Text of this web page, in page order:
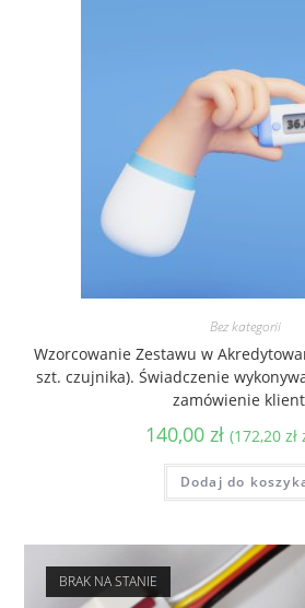
Bez kategorii
Wzorcowanie Zestawu w
szt. czujnika). Świadczenie
zamówienie
140,00 zł (172,20 zł
Dodaj do
BRAK NA STANIE